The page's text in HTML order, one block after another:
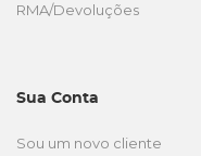
RMA/Devoluções
Sua Conta
Sou um novo cliente